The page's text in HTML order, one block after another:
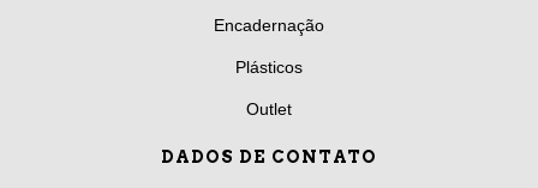
Encadernação
Plásticos
Outlet
DADOS DE CONTATO